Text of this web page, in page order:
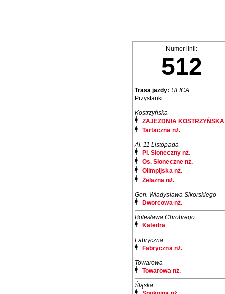
Numer linii:
512
Trasa jazdy: ULICA
Przystanki
Kostrzyńska
ZAJEZDNIA KOSTRZYŃSKA
Tartaczna nż.
Al. 11 Listopada
Pl. Słoneczny nż.
Os. Słoneczne nż.
Olimpijska nż.
Żelazna nż.
Gen. Władysława Sikorskiego
Dworcowa nż.
Bolesława Chrobrego
Katedra
Fabryczna
Fabryczna nż.
Towarowa
Towarowa nż.
Śląska